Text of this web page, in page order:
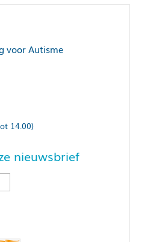
voor Autisme
14.00)
nieuwsbrief